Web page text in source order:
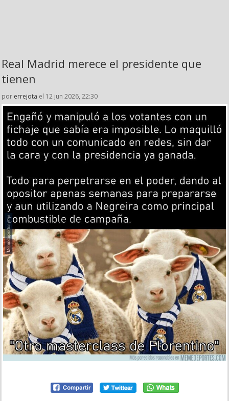
Real Madrid merece el presidente que
tienen
por errejota el 12 jun 2026, 22:30